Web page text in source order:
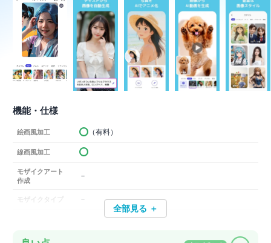
機能・仕様
絵画風加工 （有料）
線画風加工
モザイクアート
作成
－
モザイクタイプ －
全部見る ＋